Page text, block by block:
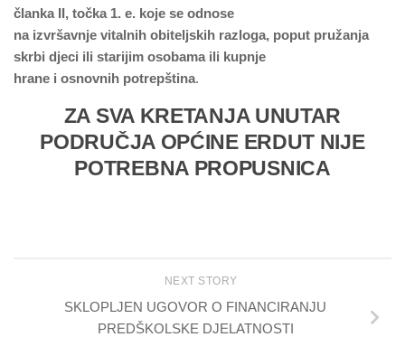
članka II, točka 1. e. koje se odnose
na izvršavnje vitalnih obiteljskih razloga, poput pružanja
skrbi djeci ili starijim osobama ili kupnje
hrane i osnovnih potrepština.
ZA SVA KRETANJA UNUTAR
PODRUČJA OPĆINE ERDUT NIJE
POTREBNA PROPUSNICA
NEXT STORY
SKLOPLJEN UGOVOR O FINANCIRANJU
PREDŠKOLSKE DJELATNOSTI